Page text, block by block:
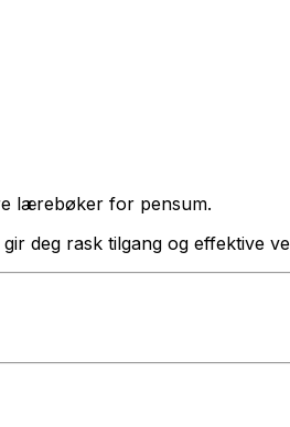
lærebøker for pensum.
gir deg rask tilgang og effektive